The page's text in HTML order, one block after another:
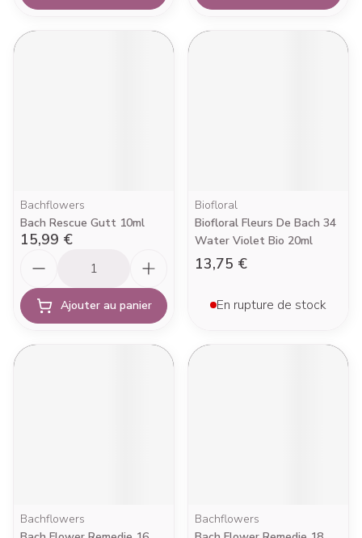
Bachflowers
Bach Rescue Gutt 10ml
15,99 €
Ajouter au panier
Biofloral
Biofloral Fleurs De Bach 34
Water Violet Bio 20ml
13,75 €
En rupture de stock
Bachflowers
Bachflowers